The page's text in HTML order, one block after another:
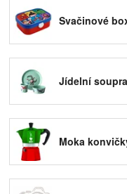
spálili. Pokud ale chcete
popálení prstů i při
skleniček, porozhlédněte
ruce budou v bezpečí.
také na studené nápoje
potřebujete udržet jejich
třeba báječnou domácí
který se díky
hrnu jen tak nerozpustí.
Svačinové
Jídelní
Moka